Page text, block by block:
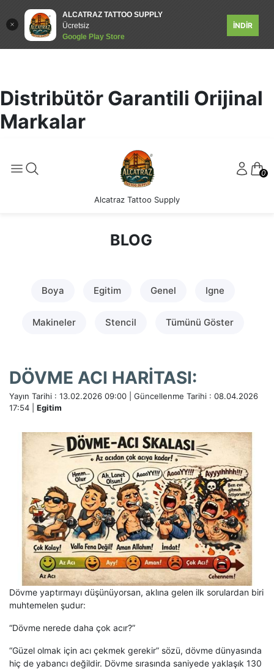
ALCATRAZ TATTOO SUPPLY
Ücretsiz
Google Play Store
İNDİR
Distribütör Garantili Orijinal
Markalar
0
Alcatraz Tattoo Supply
BLOG
Boya Egitim Genel Igne
Makineler Stencil Tümünü Göster
DÖVME ACI HARITASI:
Yayın Tarihi : 13.02.2026 09:00 | Güncellenme Tarihi : 08.04.2026
17:54 | Egitim
Dövme yaptırmayı düşünüyorsan, aklına gelen ilk sorulardan biri
muhtemelen şudur:
“Dövme nerede daha çok acır?”
“Güzel olmak için acı çekmek gerekir” sözü, dövme dünyasında
hiç de yabancı değildir. Dövme sırasında saniyede yaklaşık 130